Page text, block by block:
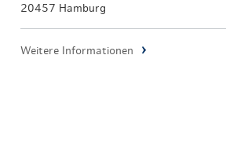
20457 Hamburg
Weitere Informationen